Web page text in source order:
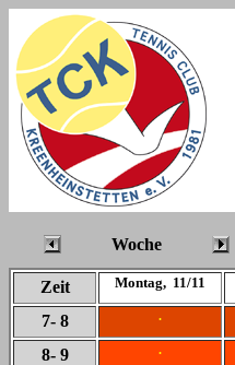
Woche
Zeit Montag, 11/11
7- 8 .
8- 9 .